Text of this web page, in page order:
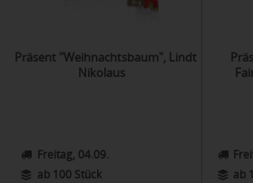
Präsent "Weihnachtsbaum", Lindt
Nikolaus
Freitag, 04.09.
ab 100 Stück
ab